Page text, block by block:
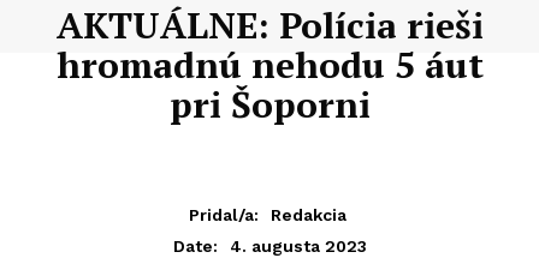
AKTUÁLNE: Polícia rieši
hromadnú nehodu 5 áut
pri Šoporni
Pridal/a:
Redakcia
Date:
4. augusta 2023